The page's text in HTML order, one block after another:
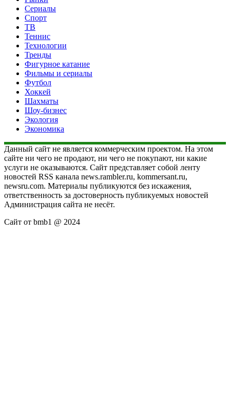
Сериалы
Спорт
ТВ
Теннис
Технологии
Тренды
Фигурное катание
Фильмы и сериалы
Футбол
Хоккей
Шахматы
Шоу-бизнес
Экология
Экономика
Данный сайт не является коммерческим проектом. На этом
сайте ни чего не продают, ни чего не покупают, ни какие
услуги не оказываются. Сайт представляет собой ленту
новостей RSS канала news.rambler.ru, kommersant.ru,
newsru.com. Материалы публикуются без искажения,
ответственность за достоверность публикуемых новостей
Администрация сайта не несёт.
Сайт от bmb1 @ 2024